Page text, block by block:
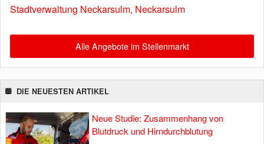
Stadtverwaltung Neckarsulm, Neckarsulm
Alle Angebote im Stellenmarkt
DIE NEUESTEN ARTIKEL
Neue Studie: Zusammenhang von
Blutdruck und Hirndurchblutung